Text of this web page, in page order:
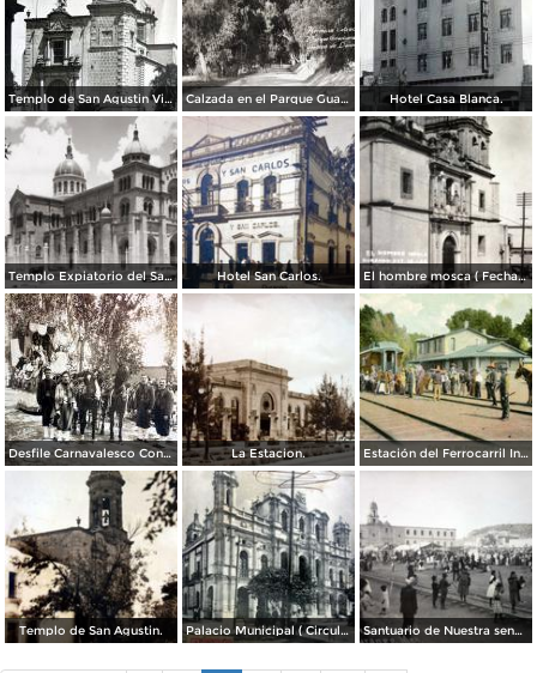
Templo de San Agustin Victoria Durango. Calzada en el Parque Guadiana Hotel Casa Blanca.
Templo Expiatorio del Sagrado Corazón Hotel San Carlos. El hombre mosca ( Fechada el 15 de Octubre de 1922 ).
Desfile Carnavalesco Con sus majestades. La Estacion. Estación del Ferrocarril Internacional
Templo de San Agustin. Palacio Municipal ( Circulada el 28 de Abril de 1912 ). Santuario de Nuestra senora de Guadalupe.